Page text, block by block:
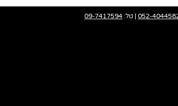
052- | טל:09-7417594